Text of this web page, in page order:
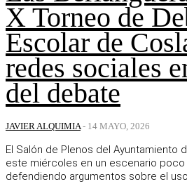
X Torneo de
Escolar de
redes sociales
del debate
JAVIER ALQUIMIA - 14 MAYO, 2026
El Salón de Plenos del Ayuntamiento
este miércoles en un escenario poco
defendiendo argumentos sobre el